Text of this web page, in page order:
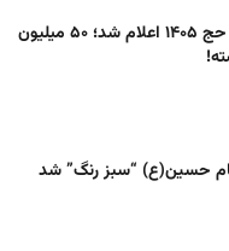
مبلغ علی‌الحساب حج ۱۴۰۵ اعلام شد؛ ۵۰ میلیون
حسین(ع) “سبز رنگ” شد